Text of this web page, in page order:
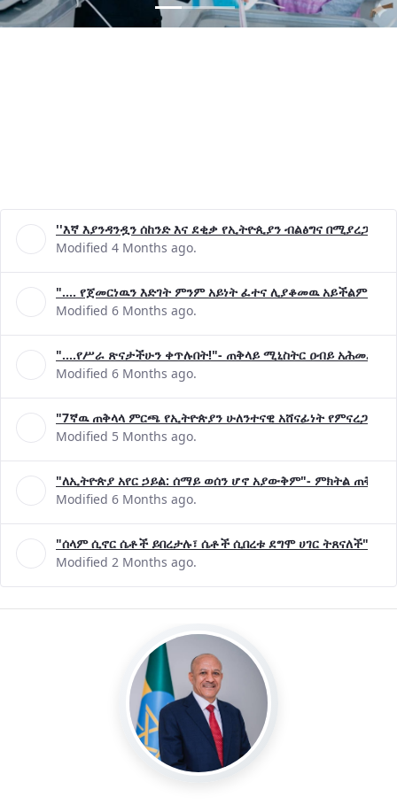
''እኛ እያንዳንዷን ሰከንድ እና ደቂቃ የኢትዮጲያን ብልፅግና
Modified 4 Months ago.
".... የጀመርነዉን እድገት ምንም አይነት ፈተና ሊያቆመዉ አይችልም"-
Modified 6 Months ago.
"....የሥራ ጽናታችሁን ቀጥሉበት!"- ጠቅላይ ሚኒስትር ዐብይ አሕመድ (ዶ/
Modified 6 Months ago.
"7ኛዉ ጠቅላላ ምርጫ የኢትዮጵያን ሁለንተናዊ አሸናፊነት
Modified 5 Months ago.
"ለኢትዮጵያ አየር ኃይል: ሰማይ ወሰን ሆኖ አያውቅም"- ምክትል ጠቅላይ
Modified 6 Months ago.
"ሰላም ሲኖር ሴቶች ይበረታሉ፣ ሴቶች ሲበረቱ ደግሞ ሀገር ትጸናለች"-
Modified 2 Months ago.